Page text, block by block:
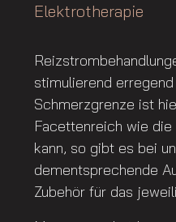
Elektrotherapie
stimulierend
Schmerzgrenze ist
Facettenreich wie
kann, so gibt es bei
dementsprechende
Zubehör für das